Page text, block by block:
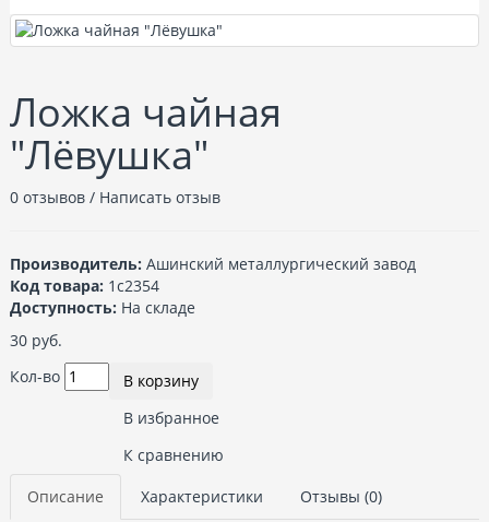
Ложка чайная
"Лёвушка"
0 отзывов / Написать отзыв
Производитель: Ашинский металлургический завод
Код товара: 1с2354
Доступность: На складе
30 руб.
Кол-во
В корзину
В избранное
К сравнению
Описание
Характеристики Отзывы (0)